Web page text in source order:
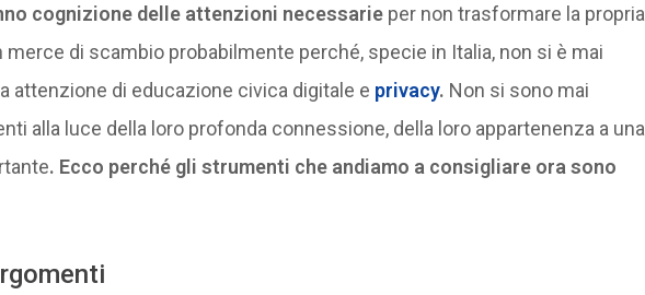
cognizione delle attenzioni necessarieper non trasformare la propria
merce di scambio probabilmente perché, specie in Italia, non si è mai
attenzione di educazione civica digitale e privacy. Non si sono mai
alla luce della loro profonda connessione, della loro appartenenza a una
. Ecco perché gli strumenti che andiamo a consigliare ora sono